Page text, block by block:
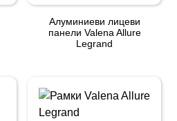
Алуминиеви лицеви
панели Valena Allure
Legrand